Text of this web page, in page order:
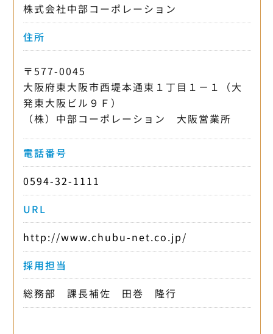
株式会社中部コーポレーション
住所
〒577-0045
大阪府東大阪市西堤本通東１丁目１－１（大
発東大阪ビル９Ｆ）
（株）中部コーポレーション 大阪営業所
電話番号
0594-32-1111
URL
http://www.chubu-net.co.jp/
採用担当
総務部 課長補佐 田巻 隆行